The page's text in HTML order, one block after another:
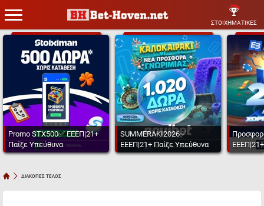
ΣΤΟΙΧΗΜΑΤΙΚΕΣ
Promo STX500✅ ΕΕΕΠ|21+
Παίξε Υπεύθυνα
SUMMERAKI2026✅
ΕΕΕΠ|21+ Παίξε Υπεύθυνα
ΔΙΑΚΟΠΕΣ ΤΕΛΟΣ